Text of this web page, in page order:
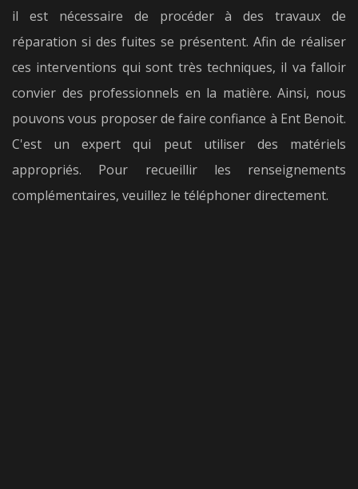
il est nécessaire de procéder à des travaux de
réparation si des fuites se présentent. Afin de réaliser
ces interventions qui sont très techniques, il va falloir
convier des professionnels en la matière. Ainsi, nous
pouvons vous proposer de faire confiance à Ent Benoit.
C'est un expert qui peut utiliser des matériels
appropriés. Pour recueillir les renseignements
complémentaires, veuillez le téléphoner directement.